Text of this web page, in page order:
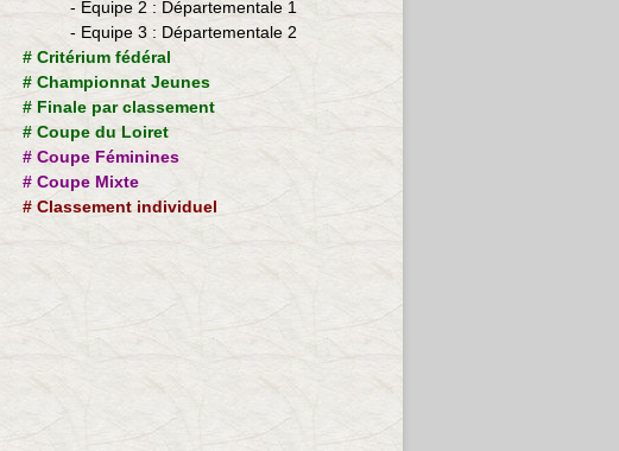
- Equipe 2 : Départementale 1
- Equipe 3 : Départementale 2
# Critérium fédéral
# Championnat Jeunes
# Finale par classement
# Coupe du Loiret
# Coupe Féminines
# Coupe Mixte
#Classement individuel